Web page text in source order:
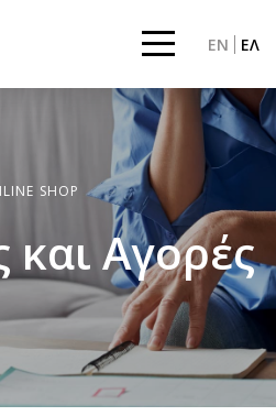
EN ΕΛ
SHOP
και Αγορές